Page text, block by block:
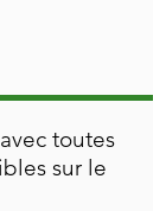
toutes
sur le